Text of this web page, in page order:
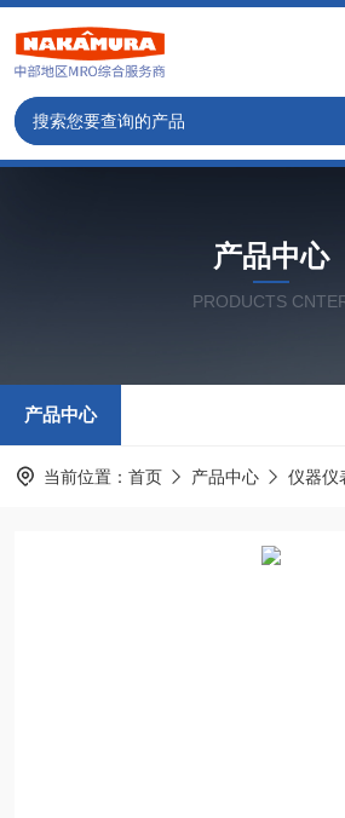
产品中心
PRODUCTS
产品中心
当前位置： 首页 产品中心 仪器仪